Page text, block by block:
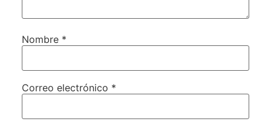
Nombre *
Correo electrónico *